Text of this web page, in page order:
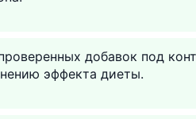
добавок под
эффекта диеты.